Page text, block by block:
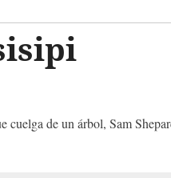
cuelga de un árbol, Sam